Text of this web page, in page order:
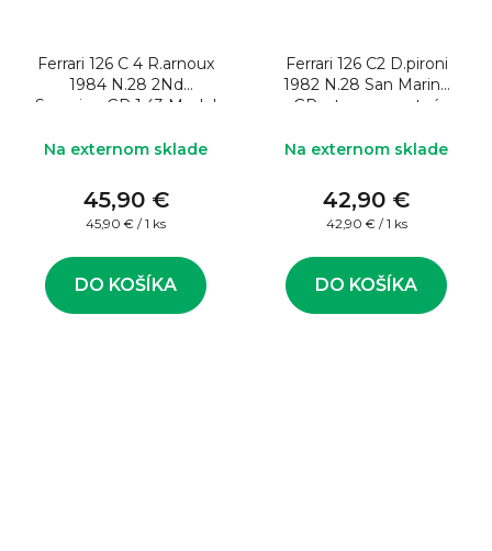
Ferrari 126 C 4 R.arnoux
1984 N.28 2Nd
S.marino GP 1:43 Model
Na externom sklade
45,90 €
Jednotková
45,90 € / 1 ks
DO KOŠÍKA
Ferrari 126 C2 D.pironi
1982 N.28 San Marino
GP – transparentná
formule
Na externom sklade
42,90 €
Jednotková
42,90 € / 1 ks
DO KOŠÍKA